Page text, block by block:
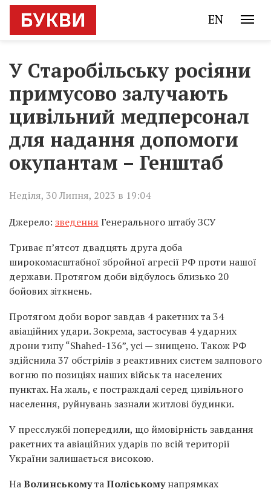
EN
У Старобільську росіяни
примусово залучають
цивільний медперсонал
для надання допомоги
окупантам – Генштаб
Неділя, 30 Липня, 2023 в 19:04
Джерело: зведення Генерального штабу ЗСУ
Триває п’ятсот двадцять друга доба
широкомасштабної збройної агресії РФ проти нашої
держави. Протягом доби відбулось близько 20
бойових зіткнень.
Протягом доби ворог завдав 4 ракетних та 34
авіаційних удари. Зокрема, застосував 4 ударних
дрони типу “Shahed-136”, усі — знищено. Також РФ
здійснила 37 обстрілів з реактивних систем залпового
вогню по позиціях наших військ та населених
пунктах. На жаль, є постраждалі серед цивільного
населення, руйнувань зазнали житлові будинки.
У пресслужбі попередили, що ймовірність завдання
ракетних та авіаційних ударів по всій території
України залишається високою.
НаВолинськомутаПоліськомунапрямках